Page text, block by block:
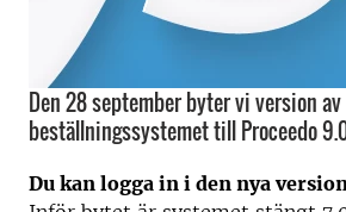
Den 28 september byter vi version av
beställningssystemet till Proceedo
Du kan logga in i den nya